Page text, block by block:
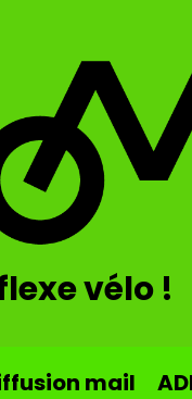
vélo !
mail